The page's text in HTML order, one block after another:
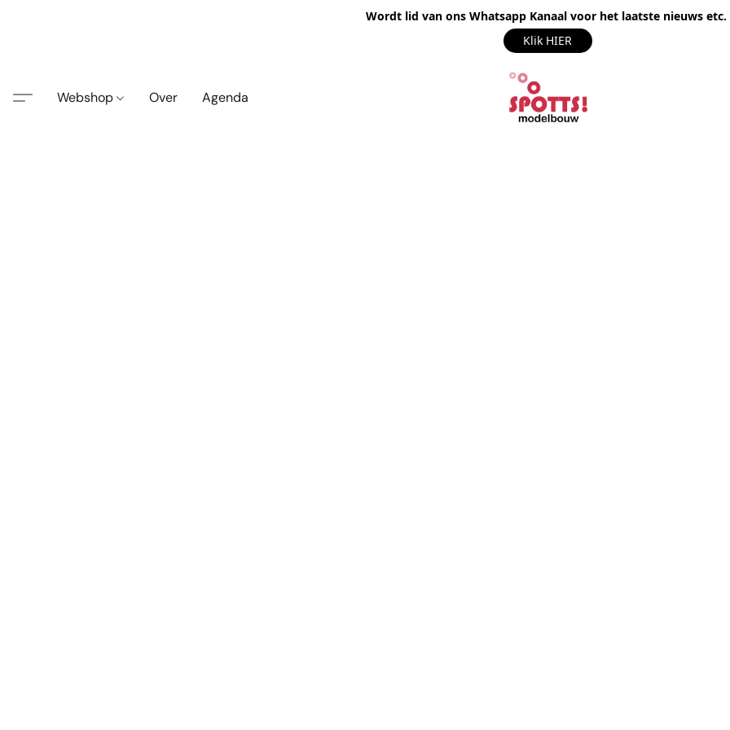
Wordt lid van ons Whatsapp Kanaal voor het laatste nieuws etc.
Klik HIER
Webshop Over Agenda